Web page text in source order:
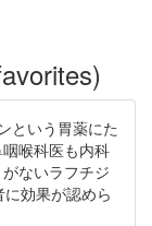
という胃薬にた
喉科医も内科
ないラフチジ
効果が認めら